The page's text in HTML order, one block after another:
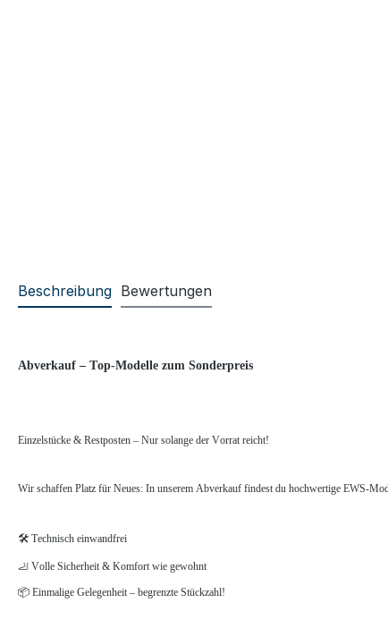
Beschreibung Bewertungen
Abverkauf – Top-Modelle zum Sonderpreis
Einzelstücke & Restposten – Nur solange der Vorrat reicht!
Wir schaffen Platz für Neues: In unserem Abverkauf findest du hochwertige EWS-
🛠️ Technisch einwandfrei
🦶 Volle Sicherheit & Komfort wie gewohnt
📦 Einmalige Gelegenheit – begrenzte Stückzahl!